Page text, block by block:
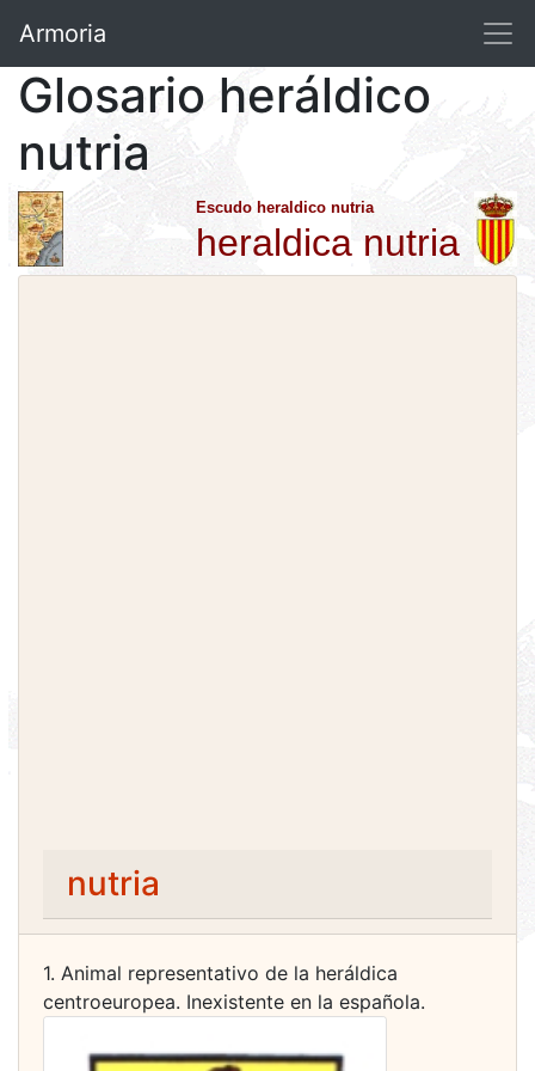
Armoria
Glosario heráldico
nutria
Escudo heraldico nutria
heraldica nutria
nutria
1. Animal representativo de la heráldica
centroeuropea. Inexistente en la española.